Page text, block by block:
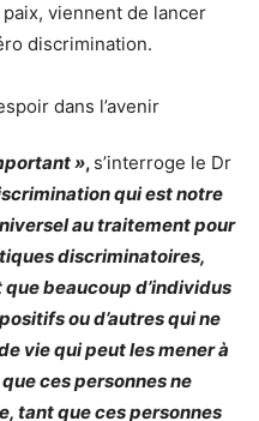
viennent de lancer
discrimination.
», s’interroge le Dr
qui est notre
au traitement pour
discriminatoires,
beaucoup d’individus
ou d’autres qui ne
vie qui peut les mener à
ces personnes ne
tant que ces personnes